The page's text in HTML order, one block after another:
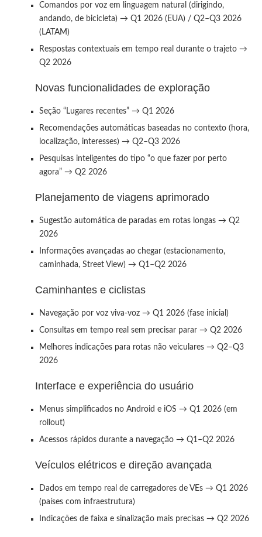
Comandos por voz em linguagem natural (dirigindo,
andando, de bicicleta) → Q1 2026 (EUA) / Q2–Q3 2026
(LATAM)
Respostas contextuais em tempo real durante o trajeto →
Q2 2026
Novas funcionalidades de exploração
Seção “Lugares recentes” → Q1 2026
Recomendações automáticas baseadas no contexto (hora,
localização, interesses) → Q2–Q3 2026
Pesquisas inteligentes do tipo “o que fazer por perto
agora” → Q2 2026
Planejamento de viagens aprimorado
Sugestão automática de paradas em rotas longas → Q2
2026
Informações avançadas ao chegar (estacionamento,
caminhada, Street View) → Q1–Q2 2026
Caminhantes e ciclistas
Navegação por voz viva-voz → Q1 2026 (fase inicial)
Consultas em tempo real sem precisar parar → Q2 2026
Melhores indicações para rotas não veiculares → Q2–Q3
2026
Interface e experiência do usuário
Menus simplificados no Android e iOS → Q1 2026 (em
rollout)
Acessos rápidos durante a navegação → Q1–Q2 2026
Veículos elétricos e direção avançada
Dados em tempo real de carregadores de VEs → Q1 2026
(países com infraestrutura)
Indicações de faixa e sinalização mais precisas → Q2 2026